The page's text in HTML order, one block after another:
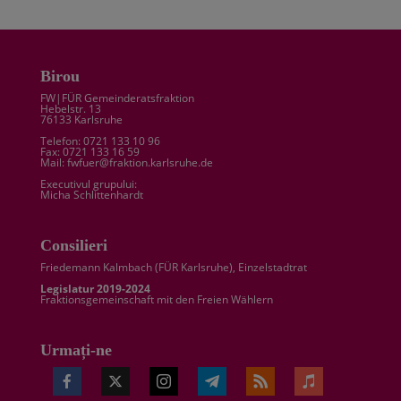
Birou
FW|FÜR Gemeinderatsfraktion
Hebelstr. 13
76133 Karlsruhe
Telefon: 0721 133 10 96
Fax: 0721 133 16 59
Mail: fwfuer@fraktion.karlsruhe.de
Executivul grupului:
Micha Schlittenhardt
Consilieri
Friedemann Kalmbach (FÜR Karlsruhe), Einzelstadtrat
Legislatur 2019-2024
Fraktionsgemeinschaft mit den Freien Wählern
Urmați-ne